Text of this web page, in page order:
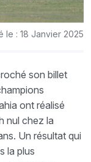
le : 18 Janvier 2025
son billet
ont réalisé
nul chez la
Un résultat qui
la plus